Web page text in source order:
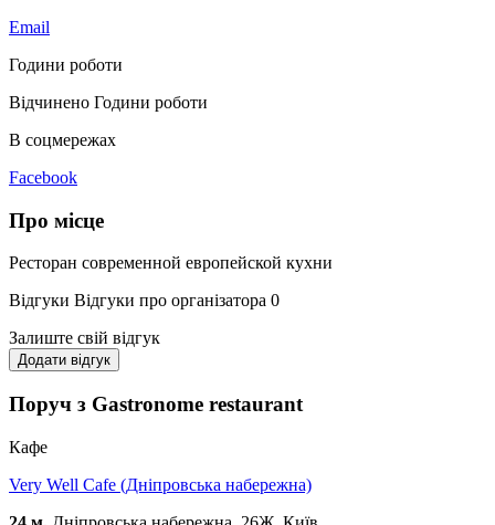
Email
Години роботи
Відчинено Години роботи
В соцмережах
Facebook
Про місце
Ресторан современной европейской кухни
Відгуки Відгуки про організатора 0
Залиште свій відгук
Додати відгук
Поруч з Gastronome restaurant
Кафе
Very Well Cafe (Дніпровська набережна)